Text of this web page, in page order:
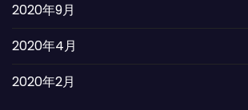
2020年9月
2020年4月
2020年2月